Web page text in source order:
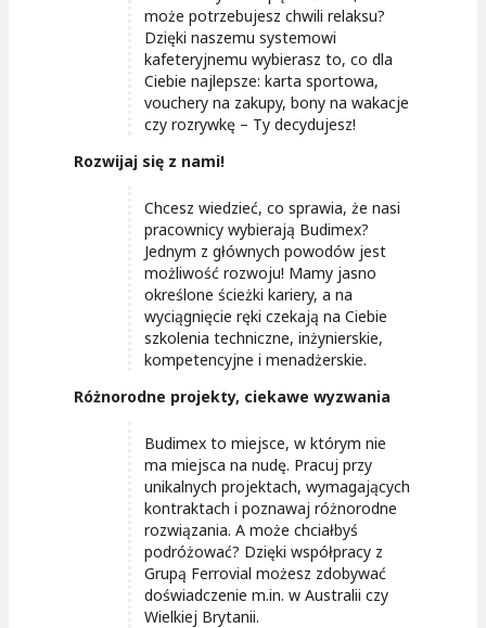
może potrzebujesz chwili relaksu?
Dzięki naszemu systemowi
kafeteryjnemu wybierasz to, co dla
Ciebie najlepsze: karta sportowa,
vouchery na zakupy, bony na wakacje
czy rozrywkę – Ty decydujesz!
Rozwijaj się z nami!
Chcesz wiedzieć, co sprawia, że nasi
pracownicy wybierają Budimex?
Jednym z głównych powodów jest
możliwość rozwoju! Mamy jasno
określone ścieżki kariery, a na
wyciągnięcie ręki czekają na Ciebie
szkolenia techniczne, inżynierskie,
kompetencyjne i menadżerskie.
Różnorodne projekty, ciekawe wyzwania
Budimex to miejsce, w którym nie
ma miejsca na nudę. Pracuj przy
unikalnych projektach, wymagających
kontraktach i poznawaj różnorodne
rozwiązania. A może chciałbyś
podróżować? Dzięki współpracy z
Grupą Ferrovial możesz zdobywać
doświadczenie m.in. w Australii czy
Wielkiej Brytanii.